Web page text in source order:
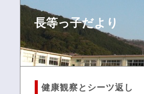
長等っ子だより
健康観察とシーツ返し